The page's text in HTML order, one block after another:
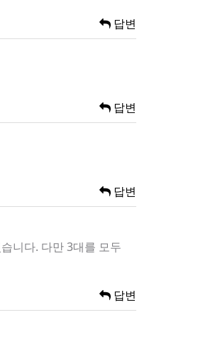
답변
답변
답변
니다. 다만 3대를 모두
답변